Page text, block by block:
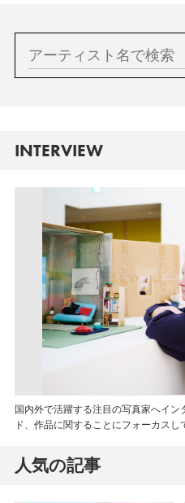
INTERVIEW
国内外で活躍する注目の写真家へイ
ド、作品に関することにフォーカスし
人気の記事